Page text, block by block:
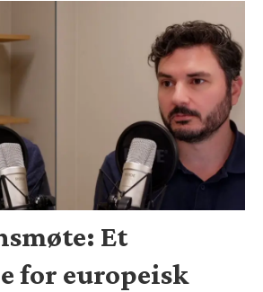
Et
for europeisk